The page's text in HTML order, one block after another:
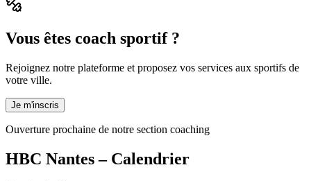
Vous êtes coach sportif ?
Rejoignez notre plateforme et proposez vos services aux sportifs de
votre ville.
Je m'inscris
Ouverture prochaine de notre section coaching
HBC Nantes– Calendrier